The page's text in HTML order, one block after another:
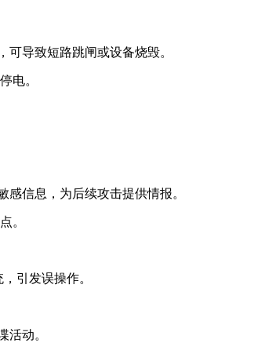
导致短路跳闸或设备烧毁。
电。
信息，为后续攻击提供情报。
。
引发误操作。
活动。